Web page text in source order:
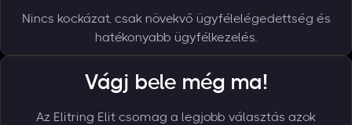
Nincs kockázat, csak növekvő ügyfélelégedettség és
hatékonyabb ügyfélkezelés.
Vágj bele még ma!
Az Elitring Elit csomag a legjobb választás azok